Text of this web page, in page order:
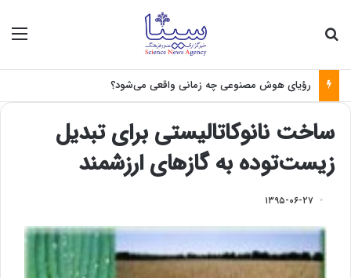
رؤیای هوش مصنوعی چه زمانی واقعی می‌شود؟
ساخت نانوکاتالیستی برای تبدیل
زیست‌توده به گازهای ارزشمند
۱۳۹۵-۰۶-۲۷